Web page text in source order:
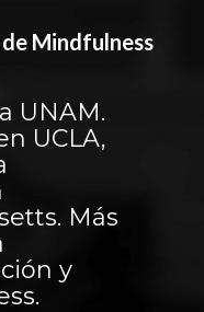
Mindfulness
UNAM.
UCLA,
Más
y